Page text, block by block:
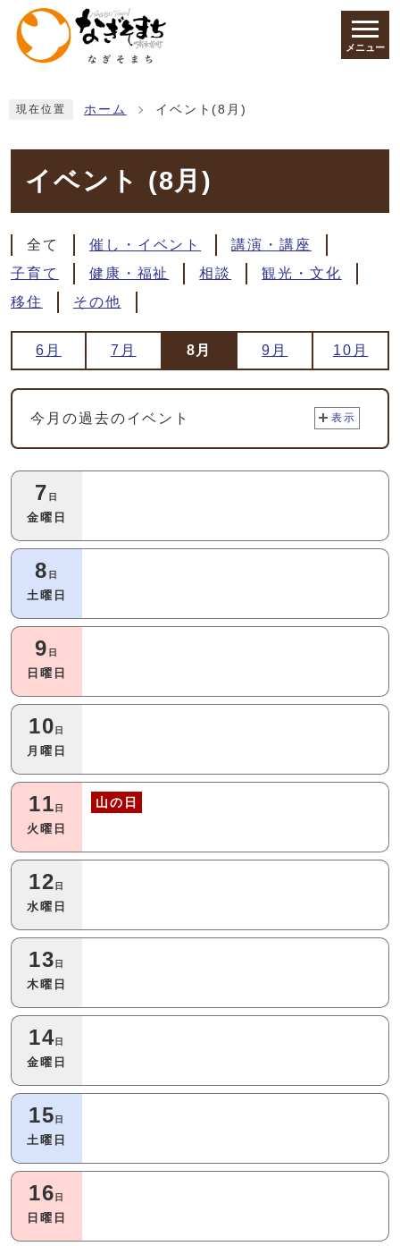
ページの先頭です
メニュー
現在位置 ホーム イベント(8月)
イベント (8月)
全て 催し・イベント
講演・講座
子育て
健康・福祉 相談
観光・文化
移住
その他
6月 7月 8月 9月 10月
今月の過去のイベント 表示
今月の本日以降のイベント
7 日
金曜日
8 日
土曜日
9 日
日曜日
10 日
月曜日
11 日
火曜日
山の日
12 日
水曜日
13 日
木曜日
14日
金曜日
15 日
土曜日
16 日
日曜日